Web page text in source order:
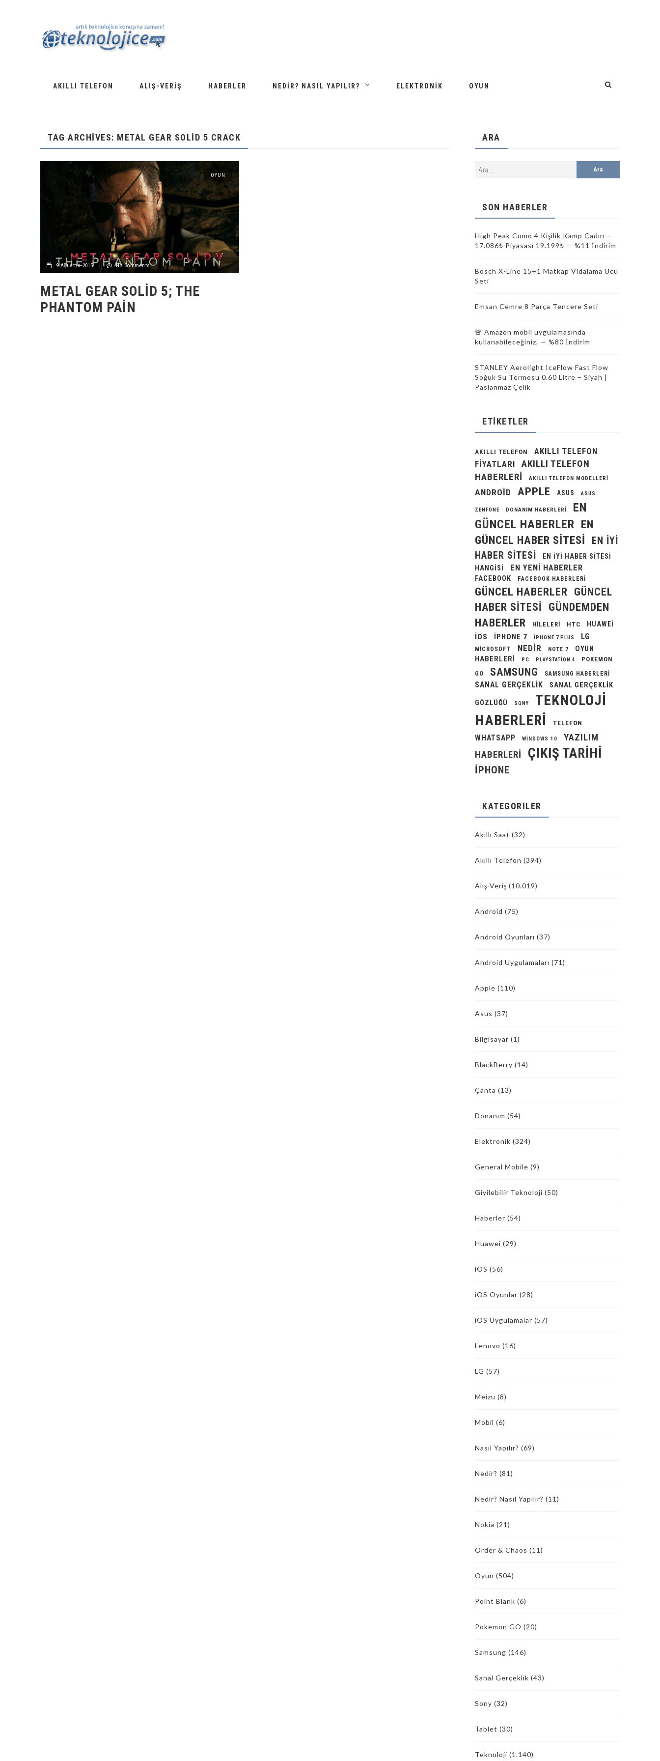
AKILLI TELEFON ALIŞ-VERIŞ HABERLER NEDIR? NASIL YAPILIR? ELEKTRONIK OYUN
TAG ARCHIVES: METAL GEAR SOLID 5 CRACK
OYUN
9 Ağustos 2015 | No Comments
METAL GEAR SOLID 5; THE
PHANTOM PAIN
ARA
SON HABERLER
High Peak Como 4 Kişilik Kamp Çadırı –
17.086₺ Piyasası 19.199₺ — %11 İndirim
Bosch X-Line 15+1 Matkap Vidalama Ucu
Seti
Emsan Cemre 8 Parça Tencere Seti
🚨 Amazon mobil uygulamasında
kullanabileceğiniz, — %80 İndirim
STANLEY Aerolight IceFlow Fast Flow
Soğuk Su Termosu 0.60 Litre – Siyah |
Paslanmaz Çelik
ETIKETLER
AKILLI TELEFON
AKILLI TELEFON
FIYATLARI
AKILLI TELEFON
HABERLERI
AKILLI TELEFON MODELLERI
ANDROID APPLE ASUS ASUS
ZENFONE DONANIM HABERLERI
EN
GÜNCEL HABERLER EN
GÜNCEL HABER SITESI
EN IYI
HABER SITESI
EN IYI HABER SITESI
HANGISI
EN YENI HABERLER
FACEBOOK FACEBOOK HABERLERI
GÜNCEL HABERLER
GÜNCEL
HABER SITESI
GÜNDEMDEN
HABERLER
HILELERI HTC HUAWEI
IOS IPHONE 7 IPHONE 7 PLUS LG
MICROSOFT NEDIR NOTE 7
OYUN
HABERLERI
PC PLAYSTATION 4
POKEMON
GO
SAMSUNG SAMSUNG HABERLERI
SANAL GERÇEKLIK SANAL GERÇEKLIK
GÖZLÜĞÜ SONY
TEKNOLOJI
HABERLERI
TELEFON
WHATSAPP WINDOWS 10
YAZILIM
HABERLERI
ÇIKIŞ TARIHI
İPHONE
KATEGORILER
Akıllı Saat (32)
Akıllı Telefon (394)
Alış-Veriş (10.019)
Android (75)
Android Oyunları (37)
Android Uygulamaları (71)
Apple (110)
Asus (37)
Bilgisayar (1)
BlackBerry (14)
Çanta (13)
Donanım (54)
Elektronik (324)
General Mobile (9)
Giyilebilir Teknoloji (50)
Haberler (54)
Huawei (29)
iOS (56)
iOS Oyunlar (28)
iOS Uygulamalar (57)
Lenovo (16)
LG (57)
Meizu (8)
Mobil (6)
Nasıl Yapılır? (69)
Nedir? (81)
Nedir? Nasıl Yapılır? (11)
Nokia (21)
Order & Chaos (11)
Oyun (504)
Point Blank (6)
Pokemon GO (20)
Samsung (146)
Sanal Gerçeklik (43)
Sony (32)
Tablet (30)
Teknoloji (1.140)